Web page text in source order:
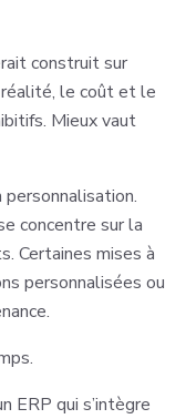
construit sur
le coût et le
Mieux vaut
concentre sur la
Certaines mises à
personnalisées ou
ERP qui s’intègre